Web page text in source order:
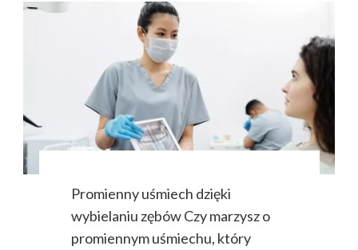
Promienny uśmiech dzięki
wybielaniu zębów Czy marzysz o
promiennym uśmiechu, który